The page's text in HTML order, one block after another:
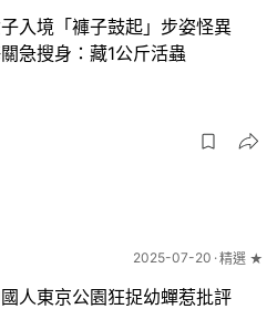
入境「褲子鼓起」步姿怪異
急搜身：藏1公斤活蟲
2025-07-20 精選 ★
人東京公園狂捉幼蟬惹批評